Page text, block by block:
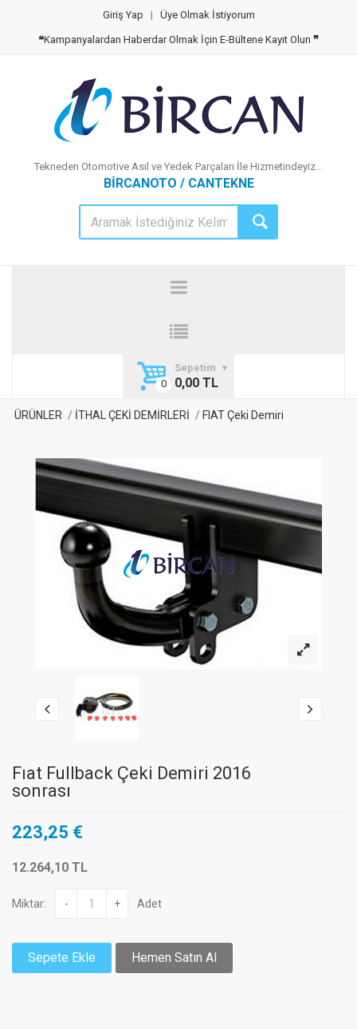
Giriş Yap | Üye Olmak İstiyorum
❝Kampanyalardan Haberdar Olmak İçin E-Bültene Kayıt Olun ❞
Tekneden Otomotive Asıl ve Yedek Parçaları İle Hizmetindeyiz...
BİRCANOTO / CANTEKNE
Sepetim
0,00 TL
ÜRÜNLER İTHAL ÇEKİ DEMİRLERİ FIAT Çeki Demiri
Fıat Fullback Çeki Demiri 2016
sonrası
223,25 €
12.264,10 TL
Miktar: - + Adet
Sepete Ekle Hemen Satın Al